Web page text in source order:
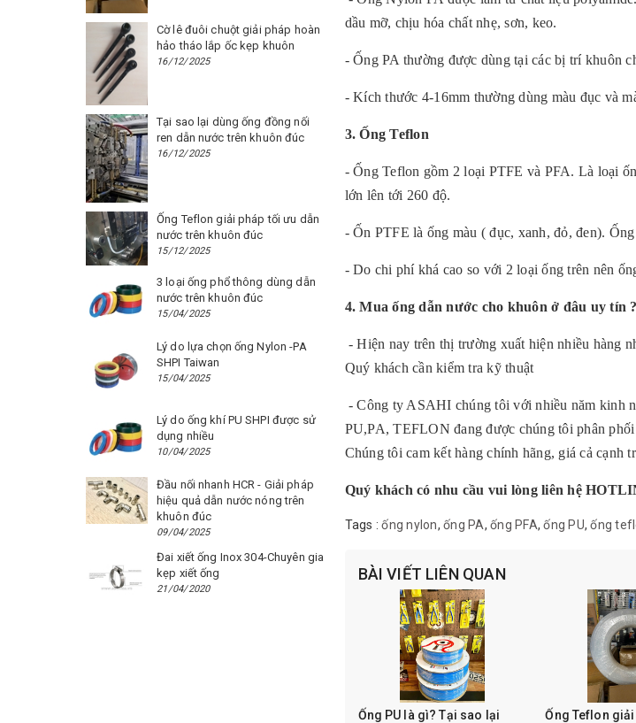
dầu mỡ, chịu hóa chất nhẹ, sơn, keo.
- Ống PA thường được dùng tại các bị trí khuôn
- Kích thước 4-16mm thường dùng màu đục và
3. Ống Teflon
- Ống Teflon gồm 2 loại PTFE và PFA. Là loại
lớn lên tới 260 độ.
- Ốn PTFE là ống màu ( đục, xanh, đỏ, đen).
- Do chi phí khá cao so với 2 loại ống trên nên
4. Mua ống dẫn nước cho khuôn ở đâu uy tín ?
- Hiện nay trên thị trường xuất hiện nhiều hàng
Quý khách cần kiểm tra kỹ thuật
- Công ty ASAHI chúng tôi với nhiều năm kinh
PU,PA, TEFLON đang được chúng tôi phân
Chúng tôi cam kết hàng chính hãng, giá cả cạnh
Quý khách có nhu cầu vui lòng liên hệ
Tags :ống nylon, ống PA, ống PFA,ống PU,ống
BÀI VIẾT LIÊN QUAN
Ống PU là gì? Tại sao lại
Ống Teflon
Cờ lê đuôi chuột giải pháp hoàn
hảo tháo lắp ốc kẹp khuôn
16/12/2025
Tại sao lại dùng ống đồng nối
ren dẫn nước trên khuôn đúc
16/12/2025
Ống Teflon giải pháp tối ưu dẫn
nước trên khuôn đúc
15/12/2025
3 loại ống phổ thông dùng dẫn
nước trên khuôn đúc
15/04/2025
Lý do lựa chọn ống Nylon -PA
SHPI Taiwan
15/04/2025
Lý do ống khí PU SHPI được sử
dụng nhiều
10/04/2025
Đầu nối nhanh HCR - Giải pháp
hiệu quả dẫn nước nóng trên
khuôn đúc
09/04/2025
Đai xiết ống Inox 304-Chuyên gia
kẹp xiết ống
21/04/2020